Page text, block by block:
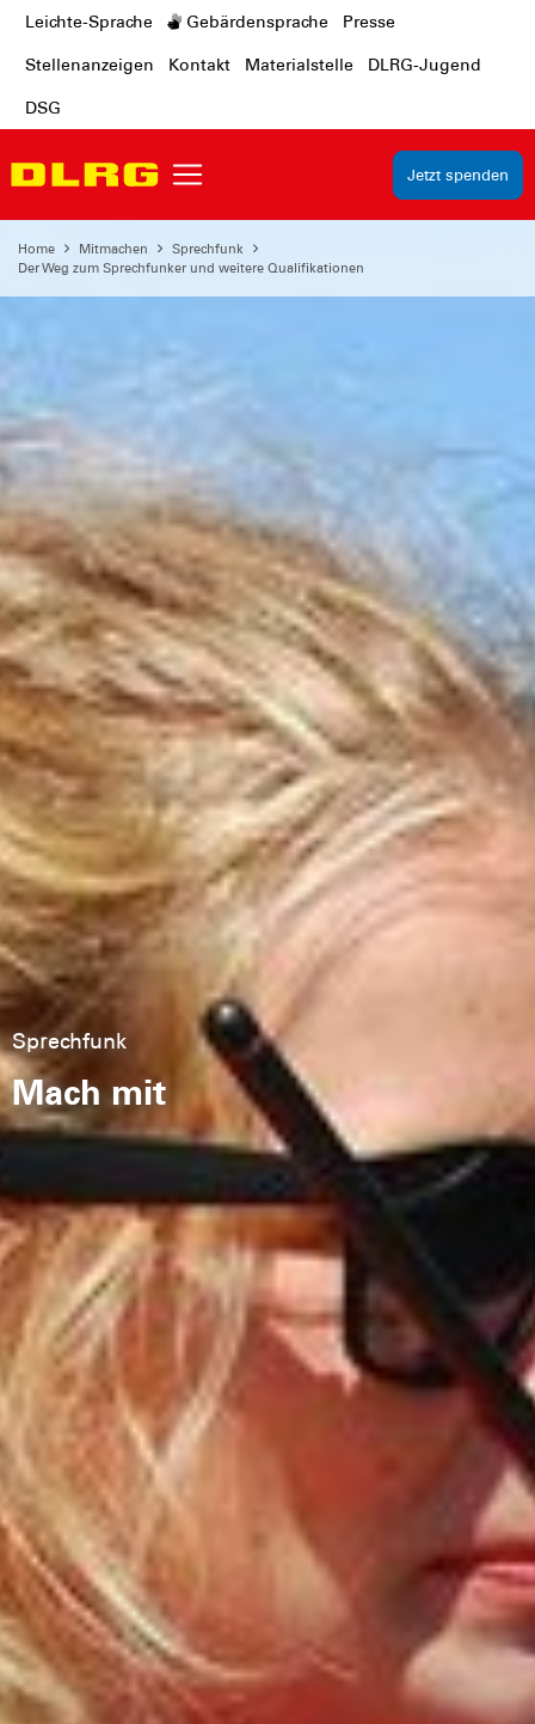
Leichte-Sprache Gebärdensprache Presse
Stellenanzeigen Kontakt Materialstelle DLRG-Jugend
DSG
Jetzt spenden
Home Mitmachen
Sprechfunk
Der Weg zum Sprechfunker und weitere Qualifikationen
Sprechfunk
Mach mit